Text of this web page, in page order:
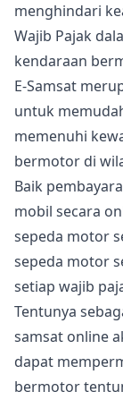
menghindari
Wajib Pajak
kendaraan
E-Samsat
untuk
memenuhi
bermotor di
Baik
mobil secara
sepeda motor
sepeda motor
setiap wajib
Tentunya
samsat online
dapat
bermotor